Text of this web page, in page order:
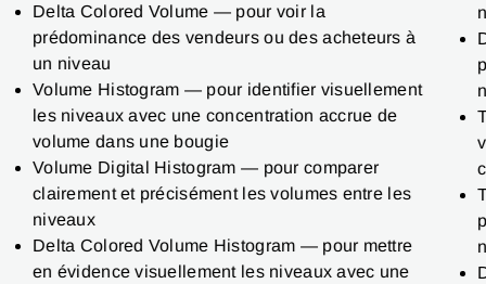
Delta Colored Volume — pour voir la
prédominance des vendeurs ou des acheteurs à
un niveau
Volume Histogram — pour identifier visuellement
les niveaux avec une concentration accrue de
volume dans une bougie
Volume Digital Histogram — pour comparer
clairement et précisément les volumes entre les
niveaux
Delta Colored Volume Histogram — pour mettre
en évidence visuellement les niveaux avec une